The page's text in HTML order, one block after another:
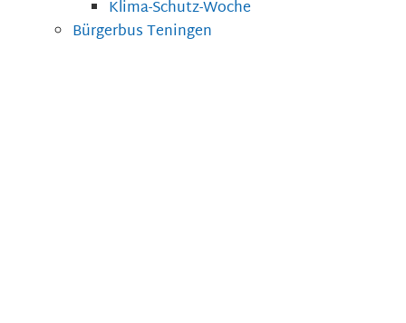
Klima-Schutz-Woche
Bürgerbus Teningen